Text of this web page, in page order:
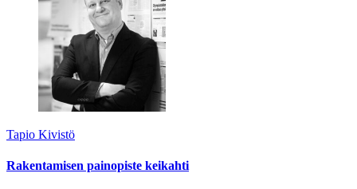
Tapio Kivistö
Rakentamisen painopiste keikahti